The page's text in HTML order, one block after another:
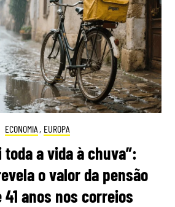
ECONOMIA , EUROPA
toda a vida à chuva”:
o valor da pensão
41 anos nos correios